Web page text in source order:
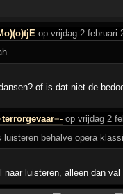
op vrijdag 2 februari
of is dat niet de
op vrijdag 2
luisteren behalve opera
naar luisteren, alleen dan